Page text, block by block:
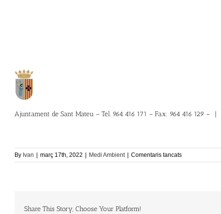
Ajuntament de Sant Mateu – Tel. 964 416 171 – Fax: 964 416 129 – |
By Ivan | març 17th, 2022 | Medi Ambient | Comentaris tancatsa
Ecoparc
Share This Story, Choose Your Platform!